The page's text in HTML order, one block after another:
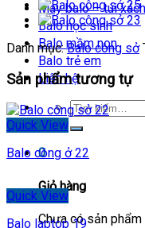
May balo – túi xách
Balo học sinh
Balo mầm non
Balo trẻ em
Liên hệ
0
Giỏ hàng
Chưa có sản
Danh mục:Balo công sở
Sản phẩm tương tự
Quick View
Balo công ở 22
Quick View
Balo laptop 19